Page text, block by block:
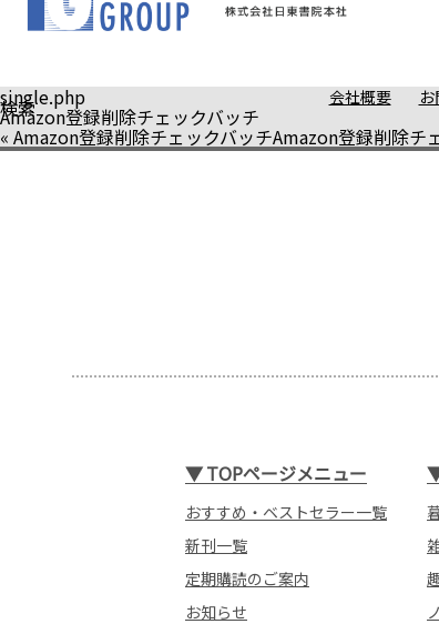
会社概要
検索
single.php
Amazon登録削除チェックバッチ
« Amazon登録削除チェックバッチAmazon登録削除チ
▼TOPページメニュー
おすすめ・ベストセラー一覧
新刊一覧
定期購読のご案内
お知らせ